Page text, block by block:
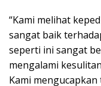
“Kami melihat
sangat baik
seperti ini sangat
mengalami
Kami mengucapkan